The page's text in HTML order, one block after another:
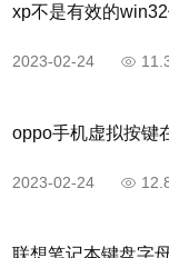
xp不是有效的
2023-02-24
oppo手机虚拟按键
2023-02-24
联想笔记本键盘字